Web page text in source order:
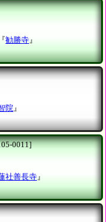
勧勝寺 』
院』
0011]
社善長寺 』